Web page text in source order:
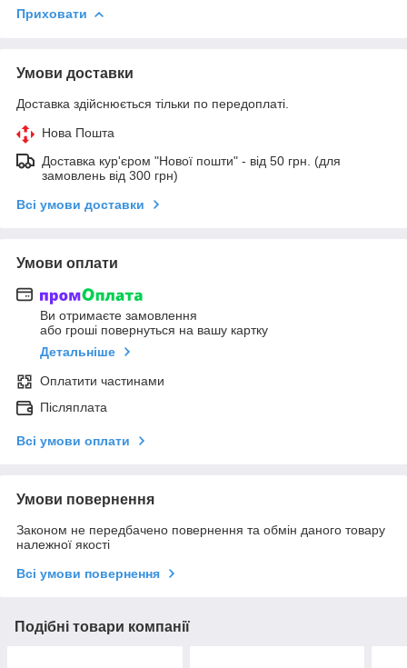
Приховати
Умови доставки
Доставка здійснюється тільки по передоплаті.
Нова Пошта
Доставка кур'єром "Нової пошти" - від 50 грн. (для
замовлень від 300 грн)
Всі умови доставки
Умови оплати
Ви отримаєте замовлення
або гроші повернуться на вашу картку
Детальніше
Оплатити частинами
Післяплата
Всі умови оплати
Умови повернення
Законом не передбачено повернення та обмін даного товару
належної якості
Всі умови повернення
Подібні товари компанії